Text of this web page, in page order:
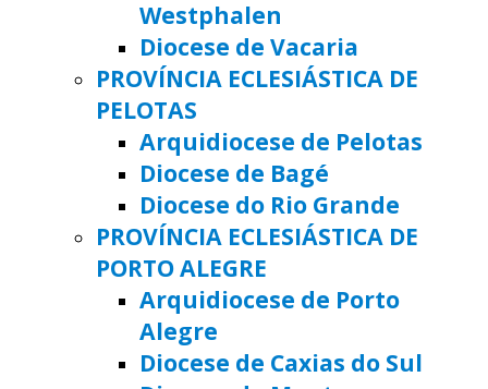
Westphalen
Diocese de Vacaria
PROVÍNCIA ECLESIÁSTICA DE
PELOTAS
Arquidiocese de Pelotas
Diocese de Bagé
Diocese do Rio Grande
PROVÍNCIA ECLESIÁSTICA DE
PORTO ALEGRE
Arquidiocese de Porto
Alegre
Diocese de Caxias do Sul